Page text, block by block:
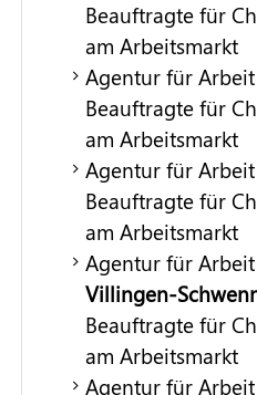
Beauftragte für
am Arbeitsmarkt
Agentur für Arbeit
Beauftragte für
am Arbeitsmarkt
Agentur für Arbeit
Beauftragte für
am Arbeitsmarkt
Agentur für Arbeit
Villingen-
Beauftragte für
am Arbeitsmarkt
Agentur für Arbeit